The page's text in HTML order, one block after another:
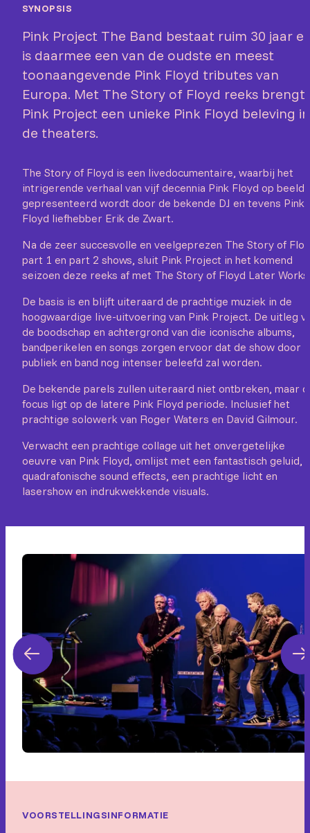
SYNOPSIS
Pink Project The Band bestaat ruim 30 jaar
is daarmee een van de oudste en meest
toonaangevende Pink Floyd tributes van
Europa. Met The Story of Floyd reeks brengt
Pink Project een unieke Pink Floyd beleving in
de theaters.
The Story of Floyd is een livedocumentaire, waarbij het
intrigerende verhaal van vijf decennia Pink Floyd op beeld
gepresenteerd wordt door de bekende DJ en tevens Pink
Floyd liefhebber Erik de Zwart.
Na de zeer succesvolle en veelgeprezen The Story of
part 1 en part 2 shows, sluit Pink Project in het komend
seizoen deze reeks af met The Story of Floyd Later
De basis is en blijft uiteraard de prachtige muziek in de
hoogwaardige live-uitvoering van Pink Project. De uitleg
de boodschap en achtergrond van die iconische albums,
bandperikelen en songs zorgen ervoor dat de show door
publiek en band nog intenser beleefd zal worden.
De bekende parels zullen uiteraard niet ontbreken, maar
focus ligt op de latere Pink Floyd periode. Inclusief het
prachtige solowerk van Roger Waters en David Gilmour.
Verwacht een prachtige collage uit het onvergetelijke
oeuvre van Pink Floyd, omlijst met een fantastisch geluid,
quadrafonische sound effects, een prachtige licht en
lasershow en indrukwekkende visuals.
VOORSTELLINGSINFORMATIE